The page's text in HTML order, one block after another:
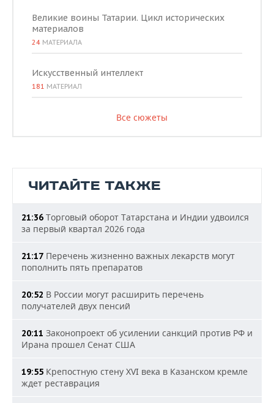
Великие воины Татарии. Цикл исторических
материалов
24 МАТЕРИАЛА
Искусственный интеллект
181 МАТЕРИАЛ
Все сюжеты
ЧИТАЙТЕ ТАКЖЕ
21:36 Торговый оборот Татарстана и Индии удвоился
за первый квартал 2026 года
21:17 Перечень жизненно важных лекарств могут
пополнить пять препаратов
20:52 В России могут расширить перечень
получателей двух пенсий
20:11 Законопроект об усилении санкций против РФ и
Ирана прошел Сенат США
19:55 Крепостную стену XVI века в Казанском кремле
ждет реставрация